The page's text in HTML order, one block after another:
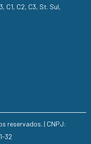
C1, C2, C3, St. Sul,
reservados. | CNPJ:
32